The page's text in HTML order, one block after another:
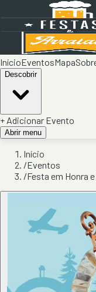
InícioEventosMapa
Descobrir
+ Adicionar Evento
Abrir menu
Início
/Eventos
/Festa em Honra